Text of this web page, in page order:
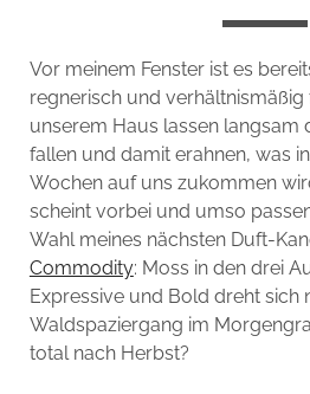
LINK-SAMMLUNG
ARTIKEL-ARCHIV
ONLINE-SHOP
DAS ALZD-TEAM
Vor meinem Fenster ist es
regnerisch und verhältnismäßig
unserem Haus lassen langsam
fallen und damit erahnen, was
Wochen auf uns zukommen
scheint vorbei und umso
Wahl meines nächsten Duft-
Commodity: Moss in den drei
Expressive und Bold dreht sich
Waldspaziergang im
total nach Herbst?